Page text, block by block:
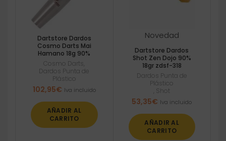
Dartstore Dardos
Cosmo Darts Mai
Hamano 18g 90%
Cosmo Darts
Dardos Punta de
Plástico
102,95€ Iva incluido
AÑADIR AL
CARRITO
Novedad
Dartstore Dardos
Shot Zen Dojo 90%
18gr zdsf-318
Dardos Punta de
Plástico
Shot
53,35€ Iva incluido
AÑADIR AL
CARRITO